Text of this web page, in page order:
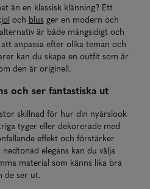
än en klassisk klänning? Ett
och blus ger en modern och
är både mångsidigt och
anpassa efter olika teman och
kan du skapa en outfit som är
den är originell.
och ser fantastiska ut
skillnad för hur din nyårslook
tyger eller dekorerade med
effekt och förstärker
elegans kan du välja
material som känns lika bra
de ser ut.